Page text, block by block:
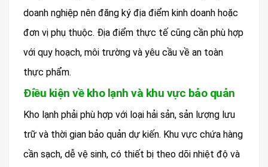
doanh nghiệp nên đăng ký địa điểm kinh doanh hoặc
đơn vị phụ thuộc. Địa điểm thực tế cũng cần phù hợp
với quy hoạch, môi trường và yêu cầu về an toàn
thực phẩm.
Điều kiện về kho lạnh và khu vực bảo quản
Kho lạnh phải phù hợp với loại hải sản, sản lượng lưu
trữ và thời gian bảo quản dự kiến. Khu vực chứa hàng
cần sạch, dễ vệ sinh, có thiết bị theo dõi nhiệt độ và